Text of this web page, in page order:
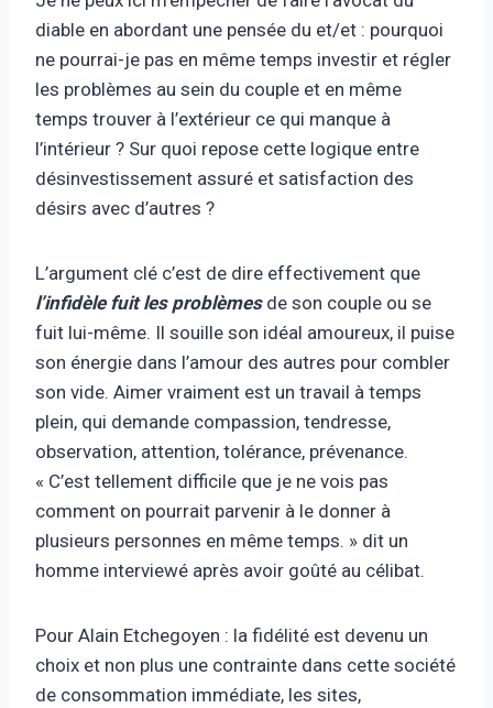
diable en abordant une pensée du et/et : pourquoi
ne pourrai-je pas en même temps investir et régler
les problèmes au sein du couple et en même
temps trouver à l’extérieur ce qui manque à
l’intérieur ? Sur quoi repose cette logique entre
désinvestissement assuré et satisfaction des
désirs avec d’autres ?
L’argument clé c’est de dire effectivement que
l’infidèle fuit les problèmesde son couple ou se
fuit lui-même. Il souille son idéal amoureux, il puise
son énergie dans l’amour des autres pour combler
son vide. Aimer vraiment est un travail à temps
plein, qui demande compassion, tendresse,
observation, attention, tolérance, prévenance.
« C’est tellement difficile que je ne vois pas
comment on pourrait parvenir à le donner à
plusieurs personnes en même temps. » dit un
homme interviewé après avoir goûté au célibat.
Pour Alain Etchegoyen : la fidélité est devenu un
choix et non plus une contrainte dans cette société
de consommation immédiate, les sites,